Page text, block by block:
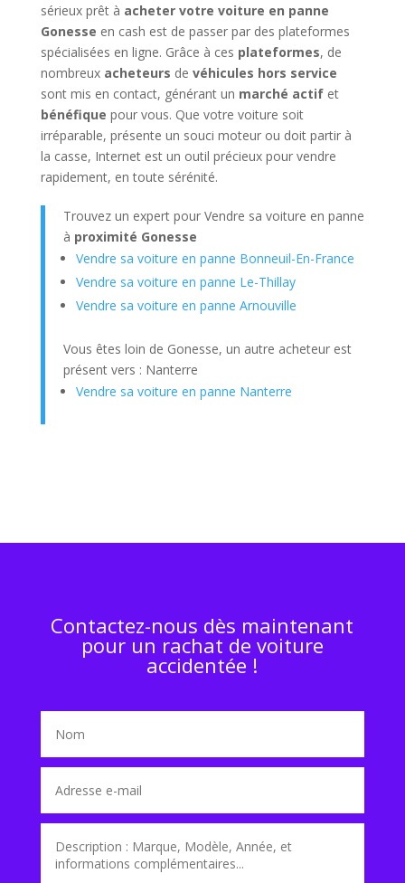
sérieux prêt à acheter votre voiture en panne
Gonesse en cash est de passer par des plateformes
spécialisées en ligne. Grâce à ces plateformes, de
nombreux acheteurs de véhicules hors service
sont mis en contact, générant un marché actifet
bénéfique pour vous. Que votre voiture soit
irréparable, présente un souci moteur ou doit partir à
la casse, Internet est un outil précieux pour vendre
rapidement, en toute sérénité.
Trouvez un expert pour Vendre sa voiture en panne
à proximité Gonesse
Vendre sa voiture en panne Bonneuil-En-France
Vendre sa voiture en panne Le-Thillay
Vendre sa voiture en panne Arnouville
Vous êtes loin de Gonesse, un autre acheteur est
présent vers : Nanterre
Vendre sa voiture en panne Nanterre
Contactez-nous dès maintenant
pour un rachat de voiture
accidentée !